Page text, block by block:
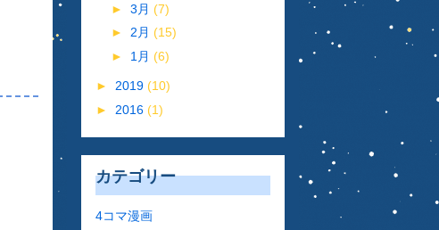
► 3月 (7)
► 2月 (15)
► 1月 (6)
► 2019 (10)
► 2016 (1)
カテゴリー
4コマ漫画